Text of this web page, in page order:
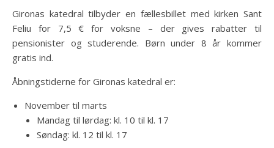
Gironas katedral tilbyder en fællesbillet med kirken Sant
Feliu for 7,5 € for voksne – der gives rabatter til
pensionister og studerende. Børn under 8 år kommer
gratis ind.
Åbningstiderne for Gironas katedral er:
November til marts
Mandag til lørdag: kl. 10 til kl. 17
Søndag: kl. 12 til kl. 17